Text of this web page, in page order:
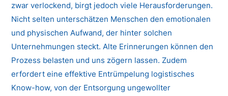
zwar verlockend, birgt jedoch viele Herausforderungen.
Nicht selten unterschätzen Menschen den emotionalen
und physischen Aufwand, der hinter solchen
Unternehmungen steckt. Alte Erinnerungen können den
Prozess belasten und uns zögern lassen. Zudem
erfordert eine effektive Entrümpelung logistisches
Know-how, von der Entsorgung ungewollter